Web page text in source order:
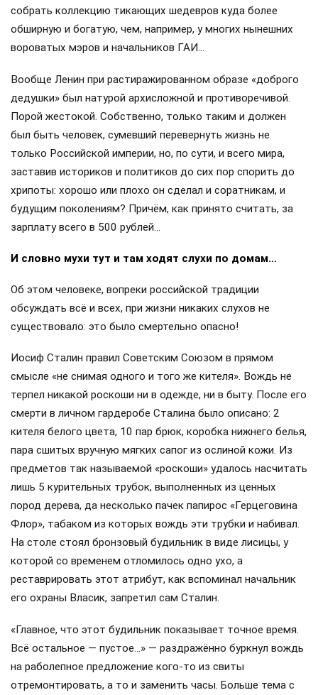
собрать коллекцию тикающих шедевров куда более
обширную и богатую, чем, например, у многих нынешних
вороватых мэров и начальников ГАИ…
Вообще Ленин при растиражированном образе «доброго
дедушки» был натурой архисложной и противоречивой.
Порой жестокой. Собственно, только таким и должен
был быть человек, сумевший перевернуть жизнь не
только Российской империи, но, по сути, и всего мира,
заставив историков и политиков до сих пор спорить до
хрипоты: хорошо или плохо он сделал и соратникам, и
будущим поколениям? Причём, как принято считать, за
зарплату всего в 500 рублей…
И словно мухи тут и там ходят слухи по домам…
Об этом человеке, вопреки российской традиции
обсуждать всё и всех, при жизни никаких слухов не
существовало: это было смертельно опасно!
Иосиф Сталин правил Советским Союзом в прямом
смысле «не снимая одного и того же кителя». Вождь не
терпел никакой роскоши ни в одежде, ни в быту. После его
смерти в личном гардеробе Сталина было описано: 2
кителя белого цвета, 10 пар брюк, коробка нижнего белья,
пара сшитых вручную мягких сапог из ослиной кожи. Из
предметов так называемой «роскоши» удалось насчитать
лишь 5 курительных трубок, выполненных из ценных
пород дерева, да несколько пачек папирос «Герцеговина
Флор», табаком из которых вождь эти трубки и набивал.
На столе стоял бронзовый будильник в виде лисицы, у
которой со временем отломилось одно ухо, а
реставрировать этот атрибут, как вспоминал начальник
его охраны Власик, запретил сам Сталин.
«Главное, что этот будильник показывает точное время.
Всё остальное — пустое…» — раздражённо буркнул вождь
на раболепное предложение кого-то из свиты
отремонтировать, а то и заменить часы. Больше тема с